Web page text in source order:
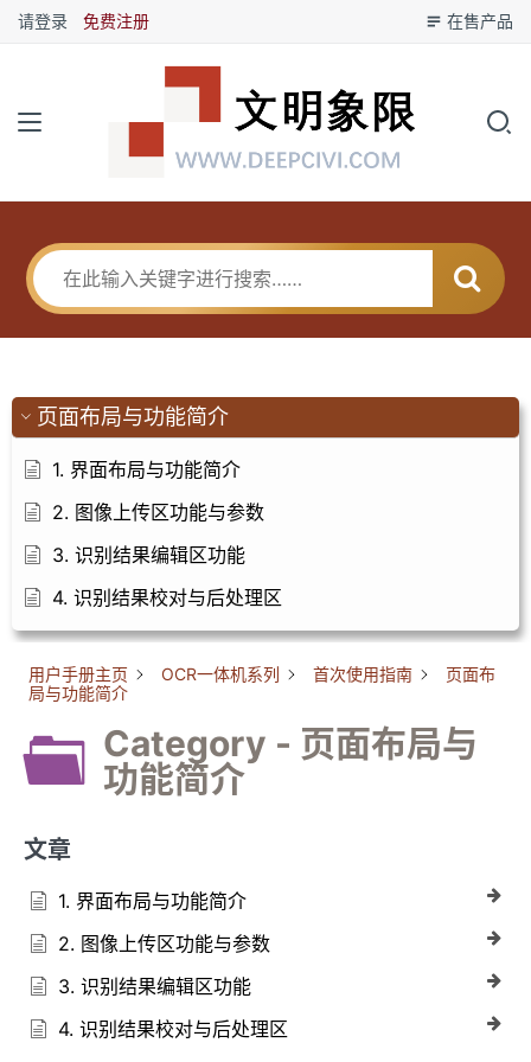
请登录 免费注册 在售产品
页面布局与功能简介
1. 界面布局与功能简介
2. 图像上传区功能与参数
3. 识别结果编辑区功能
4. 识别结果校对与后处理区
用户手册主页 OCR一体机系列 首次使用指南
页面布
局与功能简介
Category - 页面布局与
功能简介
文章
1. 界面布局与功能简介
2. 图像上传区功能与参数
3. 识别结果编辑区功能
4. 识别结果校对与后处理区